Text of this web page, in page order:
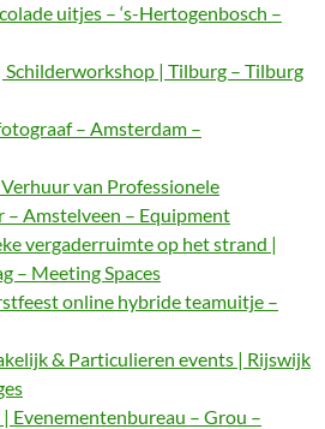
uitjes – ‘s-Hertogenbosch –
| Tilburg – Tilburg
– Amsterdam –
van Professionele
Amstelveen – Equipment
vergaderruimte op het strand |
– Meeting Spaces
online hybride teamuitje –
& Particulieren events | Rijswijk
Evenementenbureau – Grou –